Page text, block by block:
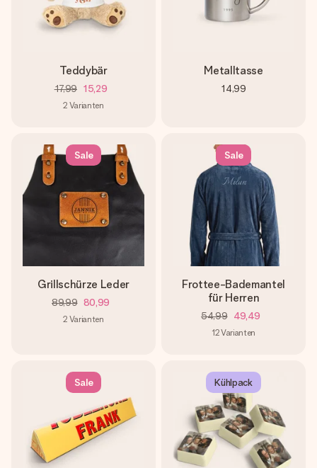
Teddybär
17,99 15,29
2 Varianten
Metalltasse
14,99
Sale
Grillschürze Leder
89,99 80,99
2 Varianten
Sale
Frottee-Bademantel
für Herren
54,99 49,49
12Varianten
Sale Kühlpack